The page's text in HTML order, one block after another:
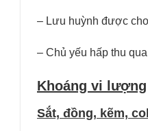
– Lưu huỳnh được
– Chủ yếu hấp thu
Khoáng vi lượng
Sắt, đồng, kẽm,